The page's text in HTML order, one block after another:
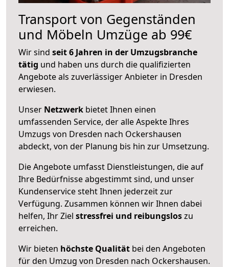
Transport von Gegenständen
und Möbeln Umzüge ab 99€
Wir sind seit 6 Jahren in der Umzugsbranche
tätig und haben uns durch die qualifizierten
Angebote als zuverlässiger Anbieter in Dresden
erwiesen.
Unser Netzwerk bietet Ihnen einen
umfassenden Service, der alle Aspekte Ihres
Umzugs von Dresden nach Ockershausen
abdeckt, von der Planung bis hin zur Umsetzung.
Die Angebote umfasst Dienstleistungen, die auf
Ihre Bedürfnisse abgestimmt sind, und unser
Kundenservice steht Ihnen jederzeit zur
Verfügung. Zusammen können wir Ihnen dabei
helfen, Ihr Ziel stressfrei und reibungsloszu
erreichen.
Wir bieten höchste Qualität bei den Angeboten
für den Umzug von Dresden nach Ockershausen.